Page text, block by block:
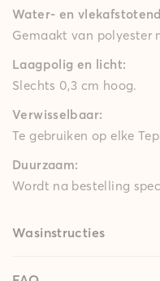
Water- en
Gemaakt van polyester
Laagpolig en licht:
Slechts 0,3 cm hoog.
Verwisselbaar:
Te gebruiken op elke
Duurzaam:
Wordt na bestelling
Wasinstructies